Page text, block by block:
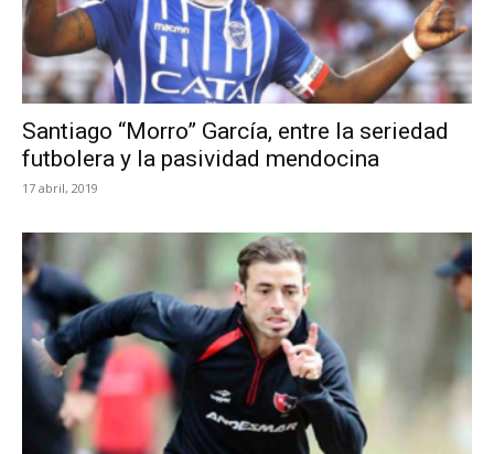
Santiago “Morro” García, entre la seriedad
futbolera y la pasividad mendocina
17 abril, 2019